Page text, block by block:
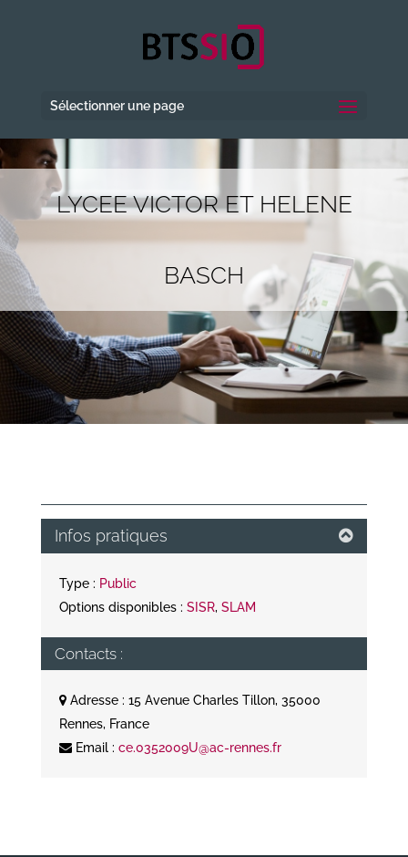
Sélectionner une page
LYCEE VICTOR ET HELENE
BASCH
Infos pratiques
Type : Public
Options disponibles : SISR, SLAM
Contacts :
Adresse : 15 Avenue Charles Tillon, 35000
Rennes, France
Email : ce.0352009U@ac-rennes.fr